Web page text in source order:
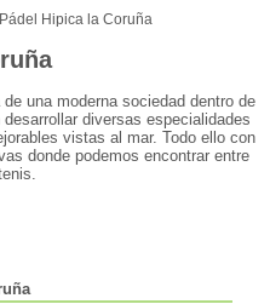
Hipica la Coruña
una moderna sociedad dentro de
diversas especialidades
vistas al mar. Todo ello con
donde podemos encontrar entre